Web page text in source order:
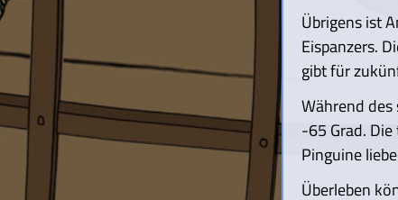
Übrigens ist
Eispanzers.
gibt für
Während des
-65 Grad.
Pinguine
Überleben